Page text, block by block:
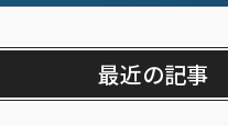
最近の記事